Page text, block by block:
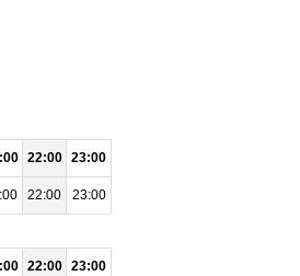
22:00 23:00
22:00 23:00
22:00 23:00